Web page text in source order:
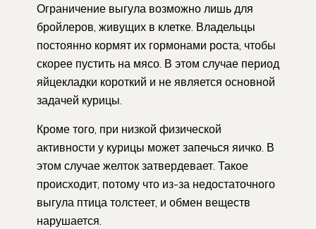
Ограничение выгула возможно лишь для
бройлеров, живущих в клетке. Владельцы
постоянно кормят их гормонами роста, чтобы
скорее пустить на мясо. В этом случае период
яйцекладки короткий и не является основной
задачей курицы.
Кроме того, при низкой физической
активности у курицы может запечься яичко. В
этом случае желток затвердевает. Такое
происходит, потому что из-за недостаточного
выгула птица толстеет, и обмен веществ
нарушается.